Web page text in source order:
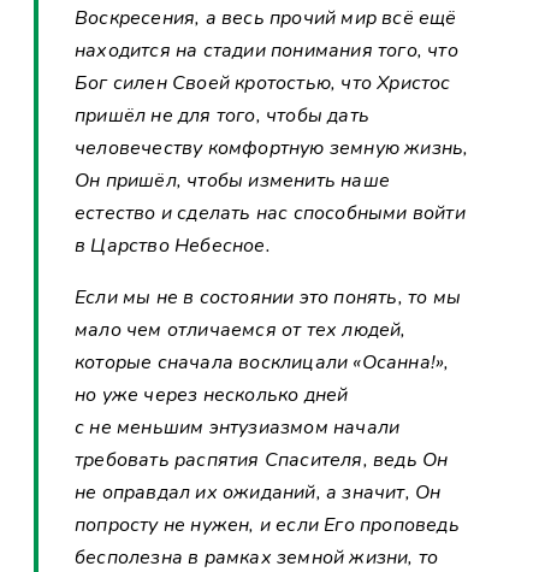
Воскресения, а весь прочий мир всё ещё
находится на стадии понимания того, что
Бог силен Своей кротостью, что Христос
пришёл не для того, чтобы дать
человечеству комфортную земную жизнь,
Он пришёл, чтобы изменить наше
естество и сделать нас способными войти
в Царство Небесное.
Если мы не в состоянии это понять, то мы
мало чем отличаемся от тех людей,
которые сначала восклицали «Осанна!»,
но уже через несколько дней
с не меньшим энтузиазмом начали
требовать распятия Спасителя, ведь Он
не оправдал их ожиданий, а значит, Он
попросту не нужен, и если Его проповедь
бесполезна в рамках земной жизни, то